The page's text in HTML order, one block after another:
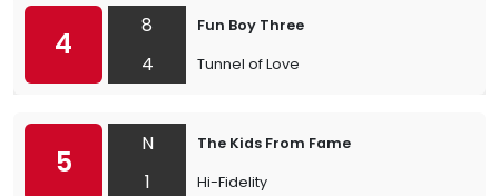
4
8
4
Fun Boy Three
Tunnel of Love
5
N
1
The Kids From Fame
Hi-Fidelity